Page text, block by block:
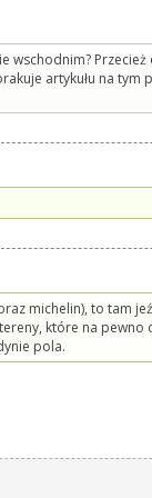
wschodnim?
artykułu na tym
michelin), to tam
które na
pola.